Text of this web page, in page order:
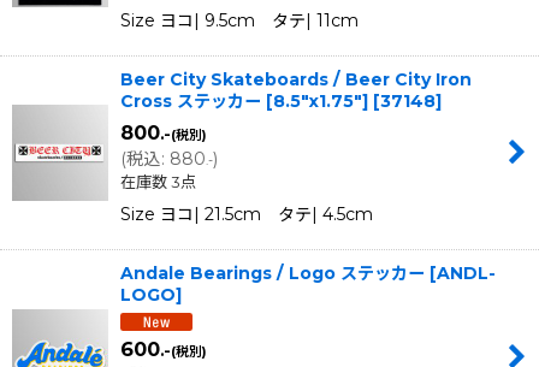
Size ヨコ| 9.5cm タテ| 11cm
Beer City Skateboards / Beer City Iron
Cross ステッカー [8.5"x1.75"] [37148]
800.-(税別)
(税込: 880.-)
在庫数 3点
Size ヨコ| 21.5cm タテ| 4.5cm
Andale Bearings / Logo ステッカー [ANDL-
LOGO]
600.-(税別)